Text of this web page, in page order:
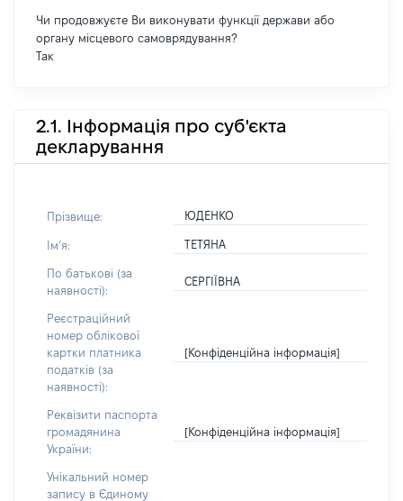
Чи продовжуєте Ви виконувати функції держави або
органу місцевого самоврядування?
Так
2.1. Інформація про суб'єкта
декларування
Прізвище: ЮДЕНКО
Імʼя: ТЕТЯНА
По батькові (за
наявності):
СЕРГІЇВНА
Реєстраційний
номер облікової
картки платника
податків (за
наявності):
[Конфіденційна інформація]
Реквізити паспорта
громадянина
України:
[Конфіденційна інформація]
Унікальний номер
запису в Єдиному